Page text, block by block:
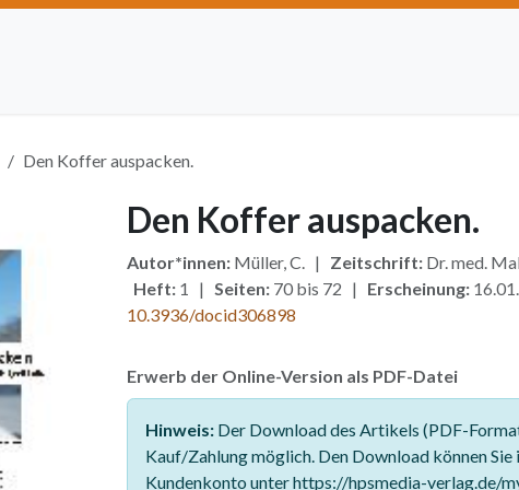
Den Koffer auspacken.
Den Koffer auspacken.
Autor*innen:Müller, C. | Zeitschrift:Dr. med.
Heft:1 | Seiten:70 bis 72 | Erscheinung:
10.3936/docid306898
Erwerb der Online-Version als PDF-Datei
Hinweis:Der Download des Artikels (PDF-
Kauf/Zahlung möglich. Den Download können Sie
Kundenkonto unter https://hpsmedia-verlag.de/